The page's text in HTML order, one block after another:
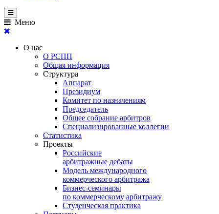
Меню
О нас
О РСПП
Общая информация
Структура
Аппарат
Президиум
Комитет по назначениям
Председатель
Общее собрание арбитров
Специализированные коллегии
Статистика
Проекты
Российские
арбитражные дебаты
Модель международного
коммерческого арбитража
Бизнес-семинары
по коммерческому арбитражу
Студенческая практика